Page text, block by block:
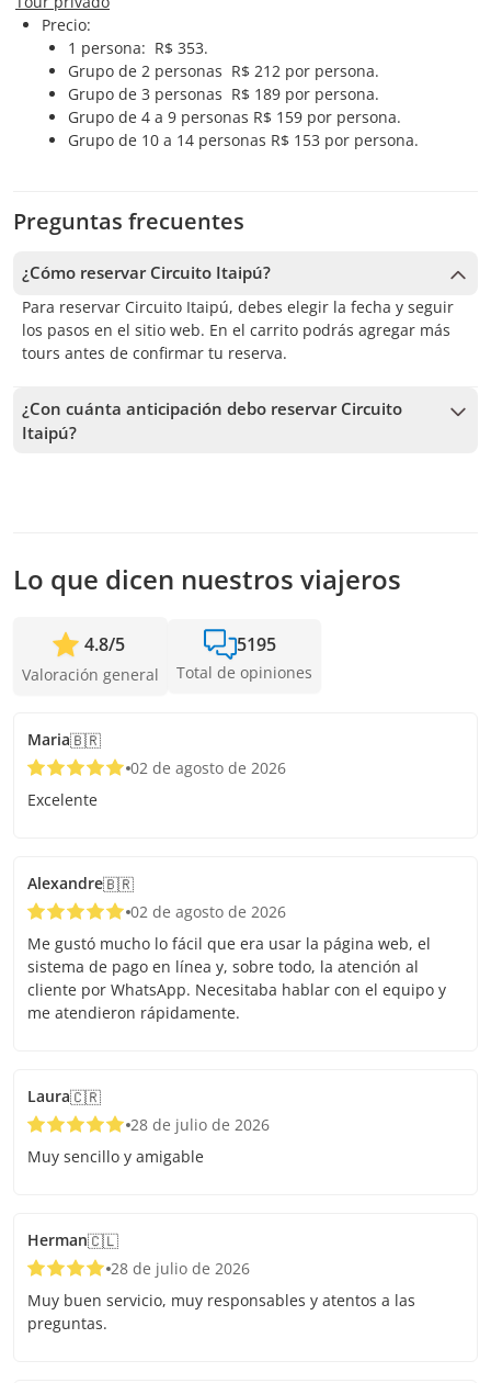
Precio:
1 persona: R$ 353.
Grupo de 2 personas R$ 212 por persona.
Grupo de 3 personas R$ 189 por persona.
Grupo de 4 a 9 personas R$ 159 por persona.
Grupo de 10 a 14 personas R$ 153 por persona.
Preguntas frecuentes
¿Cómo reservar Circuito Itaipú?
Para reservar Circuito Itaipú, debes elegir la fecha y seguir
los pasos en el sitio web. En el carrito podrás agregar más
tours antes de confirmar tu reserva.
¿Con cuánta anticipación debo reservar Circuito
Itaipú?
Lo que dicen nuestros viajeros
4.8/5
Valoración general
5195
Total de opiniones
Maria🇧🇷
02 de agosto de 2026
Excelente
Alexandre🇧🇷
02 de agosto de 2026
Me gustó mucho lo fácil que era usar la página web, el
sistema de pago en línea y, sobre todo, la atención al
cliente por WhatsApp. Necesitaba hablar con el equipo y
me atendieron rápidamente.
Laura🇨🇷
28 de julio de 2026
Muy sencillo y amigable
Herman🇨🇱
28 de julio de 2026
Muy buen servicio, muy responsables y atentos a las
preguntas.